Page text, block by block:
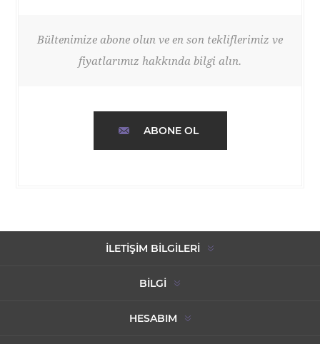
Bültenimize abone olun ve en son tekliflerimiz ve
fiyatlarımız hakkında bilgi alın.
ABONE OL
İLETIŞIM BILGILERI
BILGI
HESABIM